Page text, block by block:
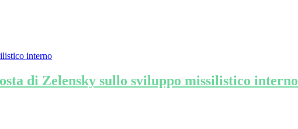
di Zelensky sullo sviluppo missilistico interno